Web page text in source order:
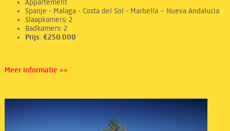
Appartement
Spanje - Malaga - Costa del Sol - Marbella – Nueva Andalucia
Slaapkamers: 2
Badkamers: 2
Prijs: €250.000
Meer informatie >>